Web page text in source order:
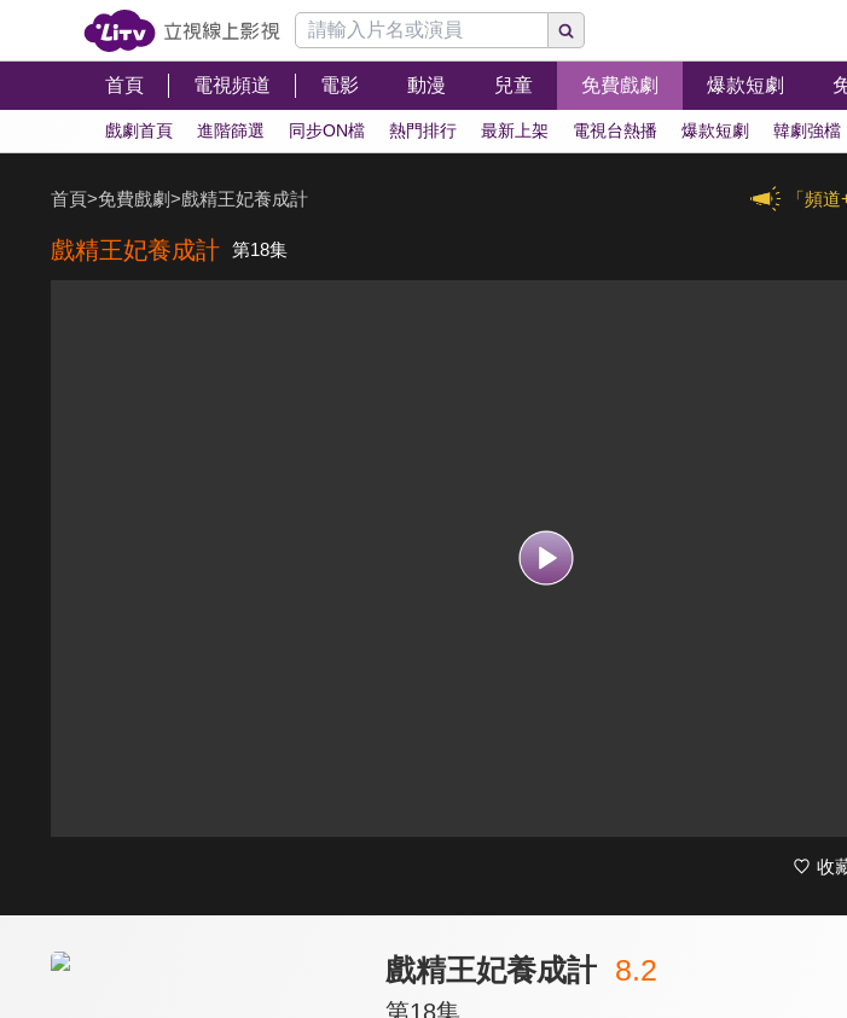
首頁 電視頻道 電影 動漫 兒童 免費戲劇 爆款短劇
戲劇首頁 進階篩選 同步ON檔 熱門排行 最新上架 電視台熱播 爆款短劇 韓劇強檔
「頻
首頁>免費戲劇>戲精王妃養成計
戲精王妃養成計 第18集
收
戲精王妃養成計 8.2
第18集